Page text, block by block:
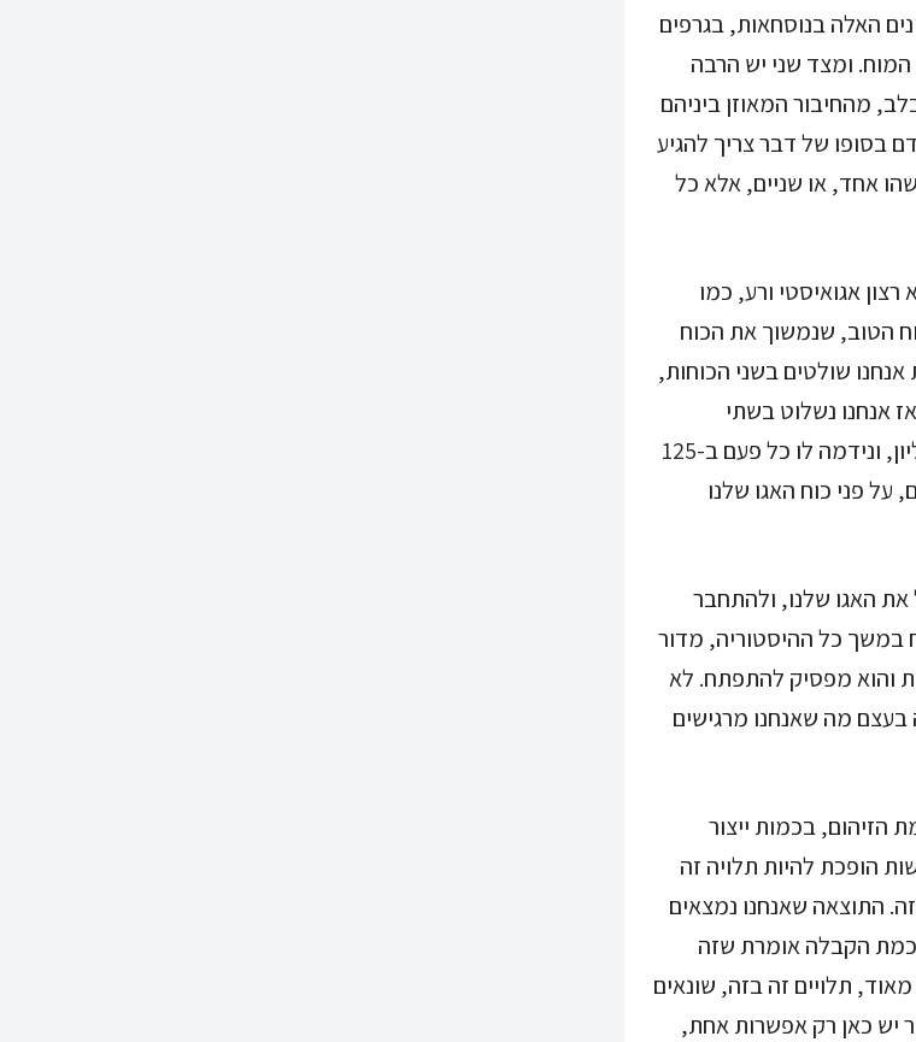
האלה בנוסחאות, בגרפים
ומצד שני יש הרבה
מהחיבור המאוזן ביניהם
של דבר צריך להגיע
אחד, או שניים, אלא כל
אגואיסטי ורע, כמו
הטוב, שנמשוך את הכוח
שולטים בשני הכוחות,
אנחנו נשלוט בשתי
המושכות האלה, וכך נתקדם בהבנה ובהרגשה, לקראת אותו כוח עליון, ונידמה לו כל פעם ב-125
על פני כוח האגו שלנו
האגו שלנו, ולהתחבר
במשך כל ההיסטוריה, מדור
והוא מפסיק להתפתח. לא
בעצם מה שאנחנו מרגישים
בכמות ייצור
הופכת להיות תלויה זה
התוצאה שאנחנו נמצאים
הקבלה אומרת שזה
תלויים זה בזה, שונאים
יש כאן רק אפשרות אחת,